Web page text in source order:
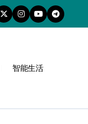
智能生活